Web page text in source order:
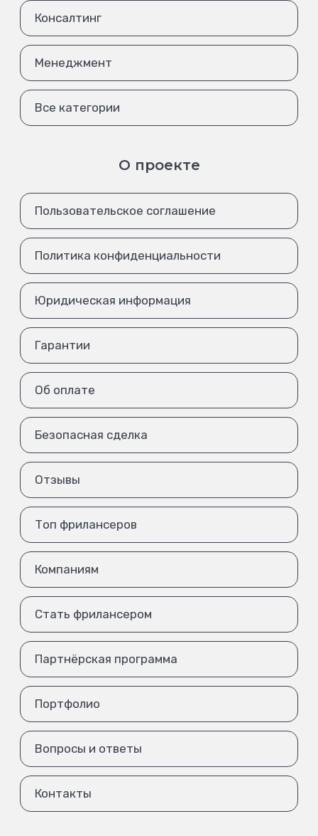
Консалтинг
Менеджмент
Все категории
О проекте
Пользовательское соглашение
Политика конфиденциальности
Юридическая информация
Гарантии
Об оплате
Безопасная сделка
Отзывы
Топ фрилансеров
Компаниям
Стать фрилансером
Партнёрская программа
Портфолио
Вопросы и ответы
Контакты